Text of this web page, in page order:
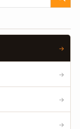
→
→
→
→